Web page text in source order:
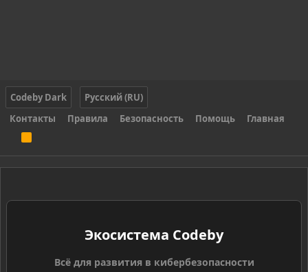
Codeby Dark
Русский (RU)
Контакты
Правила Безопасность Помощь Главная
S
Экосистема Codeby
Всё для развития в кибербезопасности